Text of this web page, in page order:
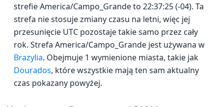
strefie America/Campo_Grande to 22:37:25 (-04). Ta
strefa nie stosuje zmiany czasu na letni, więc jej
przesunięcie UTC pozostaje takie samo przez cały
rok. Strefa America/Campo_Grande jest używana w
Brazylia. Obejmuje 1 wymienione miasta, takie jak
Dourados, które wszystkie mają ten sam aktualny
czas pokazany powyżej.